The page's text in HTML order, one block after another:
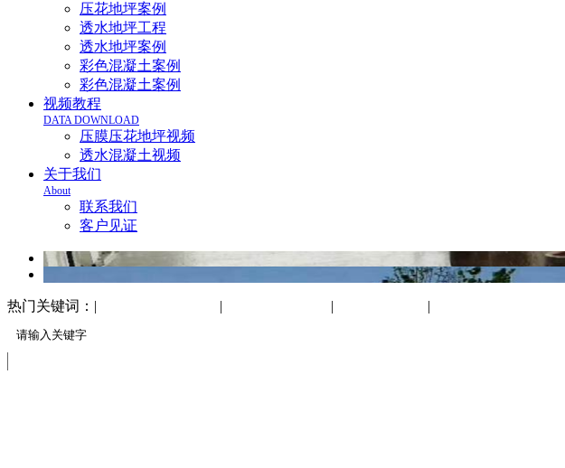
压花地坪案例
透水地坪工程
透水地坪案例
彩色混凝土案例
彩色混凝土案例
视频教程
DATA DOWNLOAD
压膜压花地坪视频
透水混凝土视频
关于我们
About
联系我们
客户见证
热门关键词：| | | |